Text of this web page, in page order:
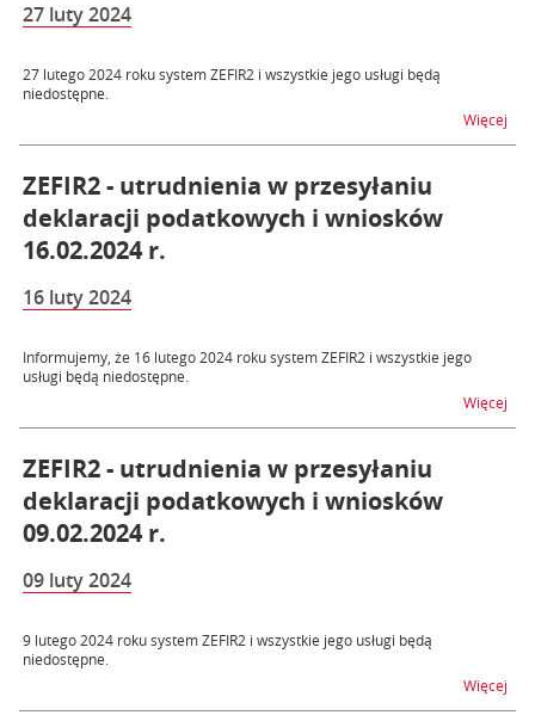
27 luty 2024
27 lutego 2024 roku system ZEFIR2 i wszystkie jego usługi będą
niedostępne.
Więcej
ZEFIR2 - utrudnienia w przesyłaniu
deklaracji podatkowych i wniosków
16.02.2024 r.
16 luty 2024
Informujemy, że 16 lutego 2024 roku system ZEFIR2 i wszystkie jego
usługi będą niedostępne.
Więcej
ZEFIR2 - utrudnienia w przesyłaniu
deklaracji podatkowych i wniosków
09.02.2024 r.
09 luty 2024
9 lutego 2024 roku system ZEFIR2 i wszystkie jego usługi będą
niedostępne.
Więcej